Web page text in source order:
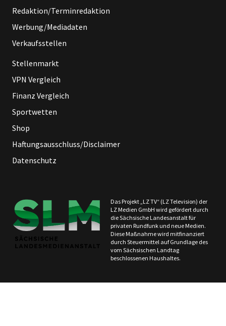
Redaktion/Terminredaktion
Werbung/Mediadaten
Verkaufsstellen
Stellenmarkt
VPN Vergleich
Finanz Vergleich
Sportwetten
Shop
Haftungsausschluss/Disclaimer
Datenschutz
Das Projekt „LZ TV“ (LZ Television) der
LZ Medien GmbH wird gefördert durch
die Sächsische Landesanstalt für
privaten Rundfunk und neue Medien.
Diese Maßnahme wird mitfinanziert
durch Steuermittel auf Grundlage des
vom Sächsischen Landtag
beschlossenen Haushaltes.